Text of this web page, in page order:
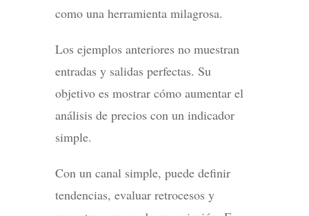
como una herramienta milagrosa.
Los ejemplos anteriores no muestran
entradas y salidas perfectas. Su
objetivo es mostrar cómo aumentar el
análisis de precios con un indicador
simple.
Con un canal simple, puede definir
tendencias, evaluar retrocesos y